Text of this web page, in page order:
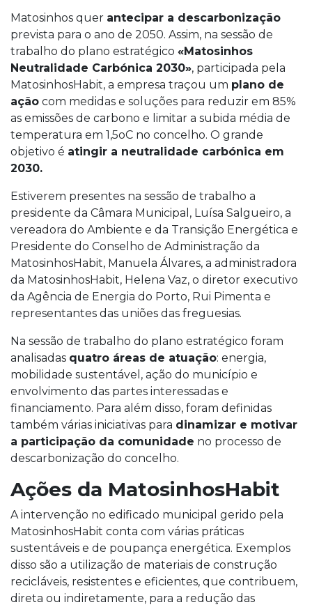
Matosinhos quer antecipar a descarbonização
prevista para o ano de 2050. Assim, na sessão de
trabalho do plano estratégico «Matosinhos
Neutralidade Carbónica 2030», participada pela
MatosinhosHabit, a empresa traçou um plano de
ação com medidas e soluções para reduzir em 85%
as emissões de carbono e limitar a subida média de
temperatura em 1,5oC no concelho. O grande
objetivo é atingir a neutralidade carbónica em
2030.
Estiverem presentes na sessão de trabalho a
presidente da Câmara Municipal, Luísa Salgueiro, a
vereadora do Ambiente e da Transição Energética e
Presidente do Conselho de Administração da
MatosinhosHabit, Manuela Álvares, a administradora
da MatosinhosHabit, Helena Vaz, o diretor executivo
da Agência de Energia do Porto, Rui Pimenta e
representantes das uniões das freguesias.
Na sessão de trabalho do plano estratégico foram
analisadas quatro áreas de atuação: energia,
mobilidade sustentável, ação do município e
envolvimento das partes interessadas e
financiamento. Para além disso, foram definidas
também várias iniciativas para dinamizar e motivar
a participação da comunidade no processo de
descarbonização do concelho.
Ações da MatosinhosHabit
A intervenção no edificado municipal gerido pela
MatosinhosHabit conta com várias práticas
sustentáveis e de poupança energética. Exemplos
disso são a utilização de materiais de construção
recicláveis, resistentes e eficientes, que contribuem,
direta ou indiretamente, para a redução das